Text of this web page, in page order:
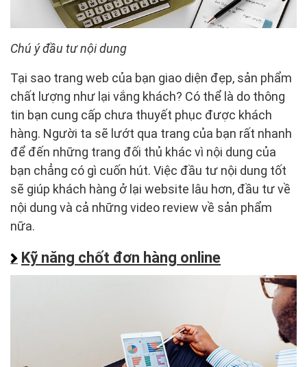
Chú ý đầu tư nội dung
Tại sao trang web của bạn giao diện đẹp, sản phẩm
chất lượng như lại vắng khách? Có thể là do thông
tin bạn cung cấp chưa thuyết phục được khách
hàng. Người ta sẽ lướt qua trang của bạn rất nhanh
để đến những trang đối thủ khác vì nội dung của
bạn chẳng có gì cuốn hút. Việc đầu tư nội dung tốt
sẽ giúp khách hàng ở lại website lâu hơn, đầu tư về
nội dung và cả những video review về sản phẩm
nữa.
Kỹ năng chốt đơn hàng online